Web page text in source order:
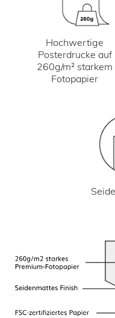
Hochwertige
Posterdrucke auf
260g/m² starkem
Fotopapier